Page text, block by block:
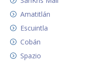
Amatitlán
Escuintla
Cobán
Spazio